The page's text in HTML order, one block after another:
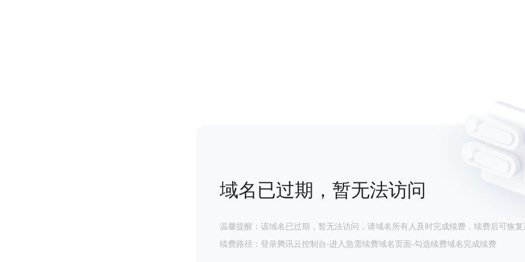
域名已过期，暂无法访问
温馨提醒：该域名已过期，暂无法访问，请域名所有人及时完成续费，续费后可恢复
续费路径：登录腾讯云控制台-进入急需续费域名页面-勾选续费域名完成续费